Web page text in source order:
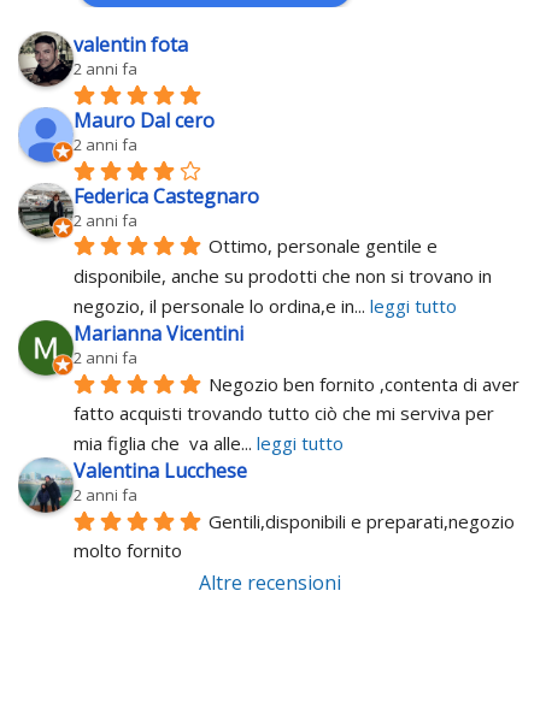
valentin fota
2 anni fa
Mauro Dal cero
2 anni fa
Federica Castegnaro
2 anni fa
Ottimo, personale gentile e
disponibile, anche su prodotti che non si trovano in
negozio, il personale lo ordina,e in... leggi tutto
Marianna Vicentini
2 anni fa
Negozio ben fornito ,contenta di aver
fatto acquisti trovando tutto ciò che mi serviva per
mia figlia che  va alle... leggi tutto
Valentina Lucchese
2 anni fa
Gentili,disponibili e preparati,negozio
molto fornito
Altre recensioni